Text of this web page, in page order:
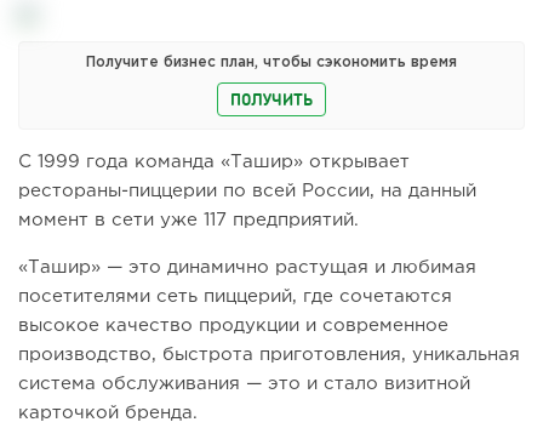
Получите бизнес план, чтобы сэкономить время
ПОЛУЧИТЬ
С 1999 года команда «Ташир» открывает
рестораны-пиццерии по всей России, на данный
момент в сети уже 117 предприятий.
«Ташир» — это динамично растущая и любимая
посетителями сеть пиццерий, где сочетаются
высокое качество продукции и современное
производство, быстрота приготовления, уникальная
система обслуживания — это и стало визитной
карточкой бренда.